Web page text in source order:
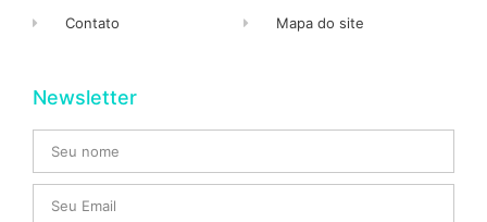
Contato Mapa do site
Newsletter